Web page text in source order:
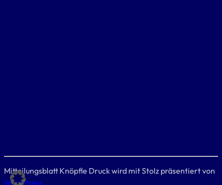
Mitteilungsblatt Knöpfle Druck wird mit Stolz präsentiert von
WordPress